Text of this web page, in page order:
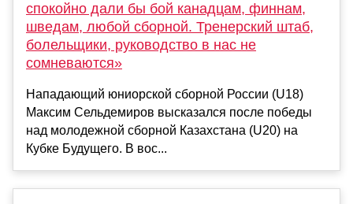
спокойно дали бы бой канадцам, финнам,
шведам, любой сборной. Тренерский штаб,
болельщики, руководство в нас не
сомневаются»
Нападающий юниорской сборной России (U18)
Максим Сельдемиров высказался после победы
над молодежной сборной Казахстана (U20) на
Кубке Будущего. В вос...